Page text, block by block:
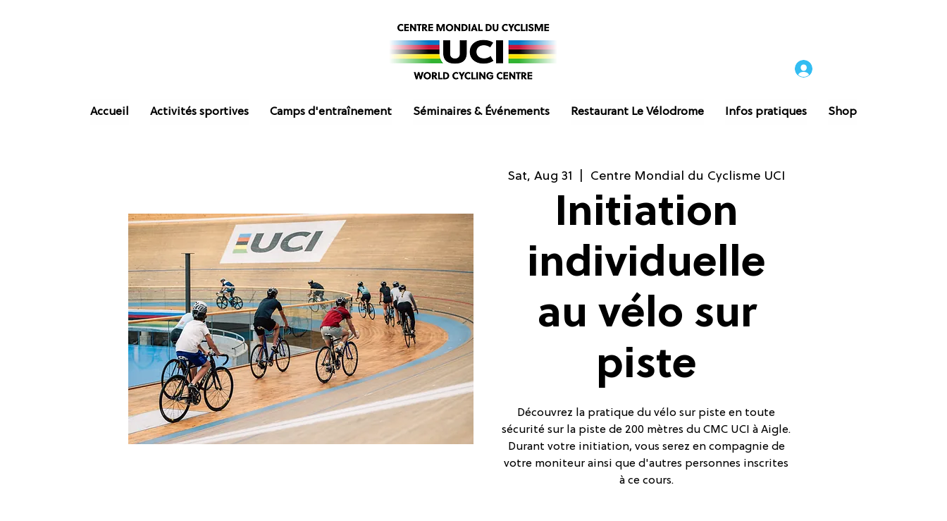
Accueil Activités sportives Camps d'entraînement Séminaires & Événements Restaurant Le Vélodrome Infos pratiques Shop
Sat, Aug 31 Centre Mondial du Cyclisme UCI
Initiation
individuelle
au vélo sur
piste
Découvrez la pratique du vélo sur piste en toute
sécurité sur la piste de 200 mètres du CMC UCI à Aigle.
Durant votre initiation, vous serez en compagnie de
votre moniteur ainsi que d'autres personnes inscrites
à ce cours.